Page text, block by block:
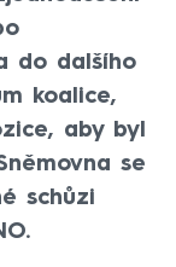
do dalšího
koalice,
aby byl
se
schůzi